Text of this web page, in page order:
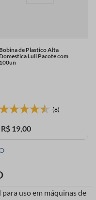
Bobina de Plastico Alta
Domestica Luli Pacote com
100un
(8)
R$ 19,00
uso em máquinas de